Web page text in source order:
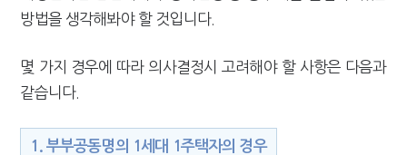
방법을 생각해봐야 할 것입니다.
몇 가지 경우에 따라 의사결정시 고려해야 할 사항은 다음과
같습니다.
1. 부부공동명의 1세대 1주택자의 경우